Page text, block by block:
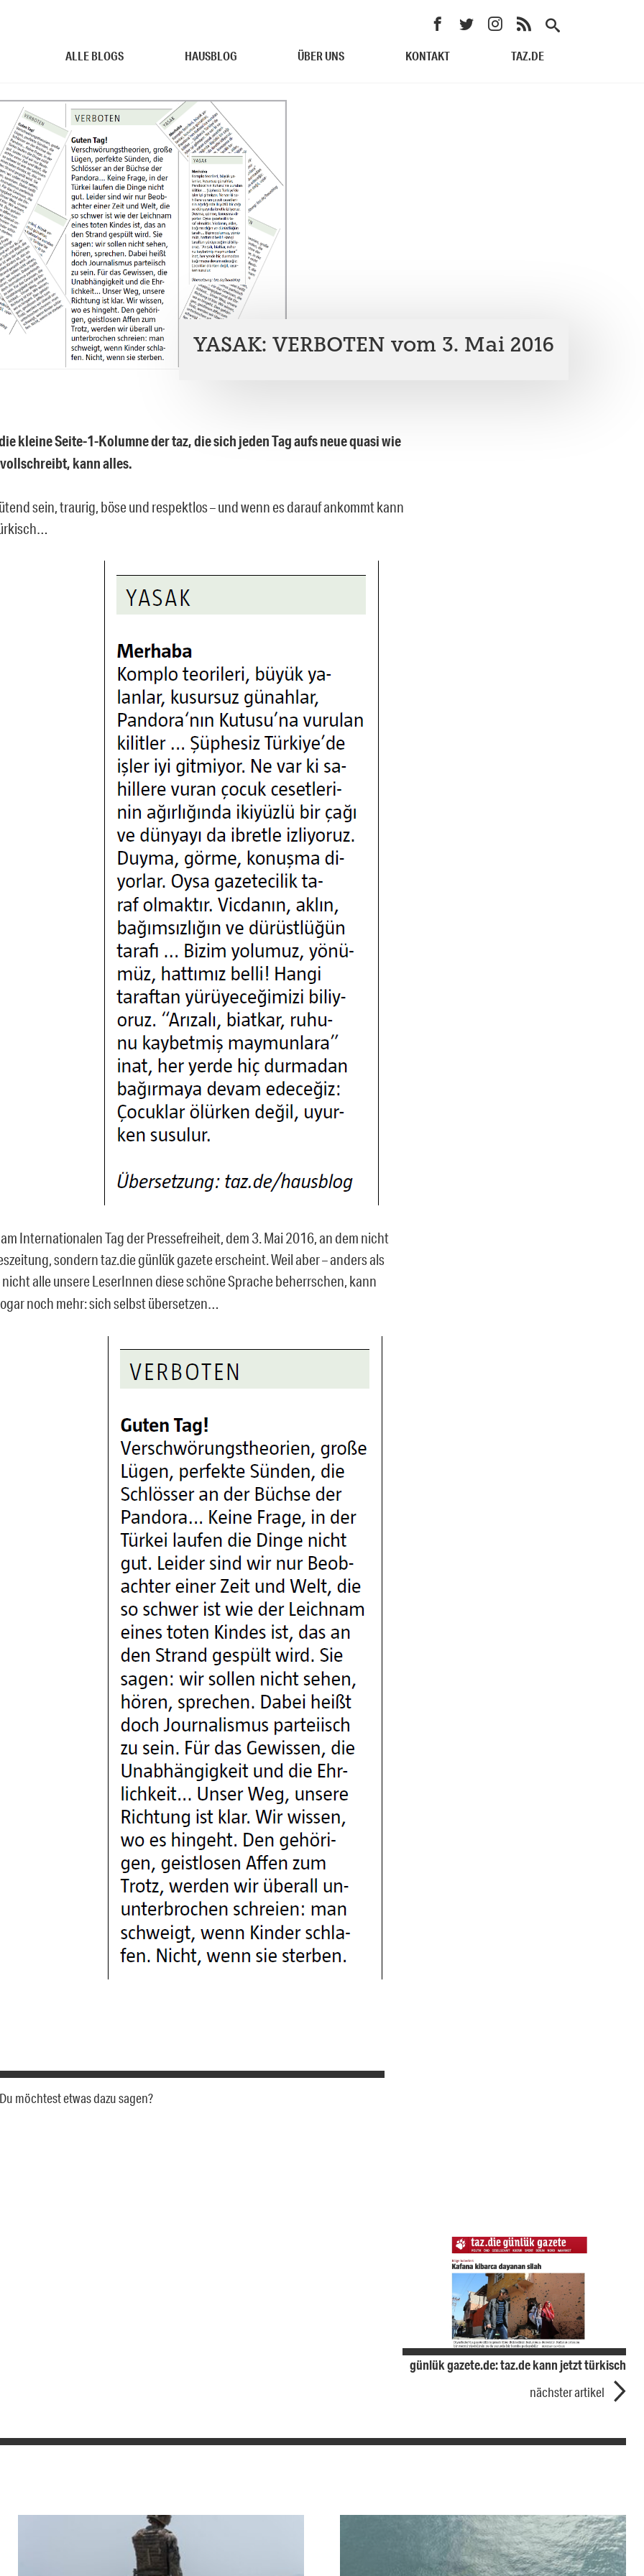
ALLE BLOGS HAUSBLOG ÜBER UNS KONTAKT TAZ.DE
YASAK: VERBOTEN vom 3. Mai 2016
kleine Seite-1-Kolumne der taz, die sich jeden Tag aufs neue quasi wie
kann alles.
sein, traurig, böse und respektlos – und wenn es darauf ankommt kann
Internationalen Tag der Pressefreiheit, dem 3. Mai 2016, an dem nicht
sondern taz.die günlük gazete erscheint. Weil aber – anders als
alle unsere LeserInnen diese schöne Sprache beherrschen, kann
noch mehr: sich selbst übersetzen…
möchtest etwas dazu sagen?
günlük gazete.de: taz.de kann jetzt türkisch
nächster artikel